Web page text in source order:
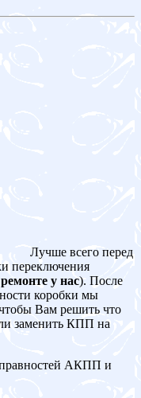
Лучше всего перед
переключения
у нас). После
коробки мы
Вам решить что
заменить КПП на
АКПП и